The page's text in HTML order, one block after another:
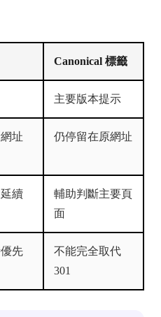
Canonical 標籤
主要版本提示
址 仍停留在原網址
續
輔助判斷主要頁
面
先
不能完全取代
301